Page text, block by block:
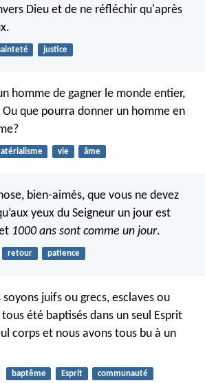
Dieu et de ne réfléchir qu'après
justice
homme de gagner le monde entier,
que pourra donner un homme en
vie âme
bien-aimés, que vous ne devez
yeux du Seigneur un jour est
1000 ans sont comme un jour.
retour patience
juifs ou grecs, esclaves ou
tous été baptisés dans un seul Esprit
corps et nous avons tous bu à un
baptême Esprit communauté